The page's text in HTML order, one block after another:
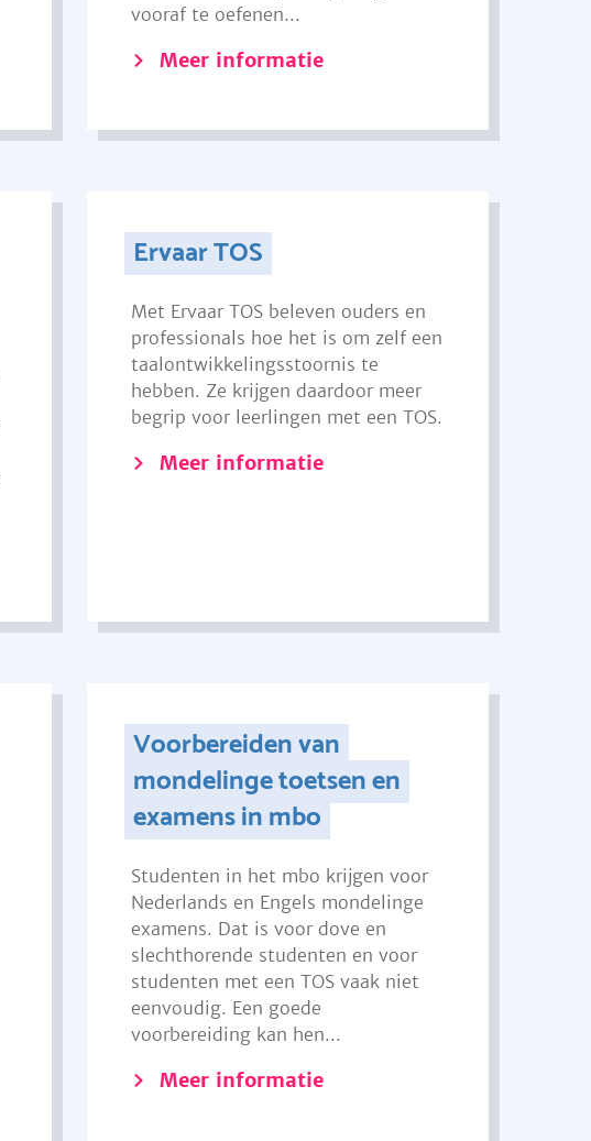
vooraf te oefenen...
Meer informatie
Ervaar TOS
Met Ervaar TOS beleven ouders en
professionals hoe het is om zelf een
taalontwikkelingsstoornis te
hebben. Ze krijgen daardoor meer
begrip voor leerlingen met een TOS.
Meer informatie
Voorbereiden van
mondelinge toetsen en
examens in mbo
Studenten in het mbo krijgen voor
Nederlands en Engels mondelinge
examens. Dat is voor dove en
slechthorende studenten en voor
studenten met een TOS vaak niet
eenvoudig. Een goede
voorbereiding kan hen...
Meer informatie